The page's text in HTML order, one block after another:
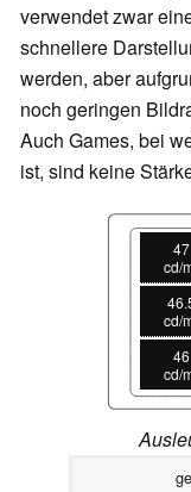
verwendet zwar
schnellere
werden, aber
noch geringen
Auch Games, bei
ist, sind keine
47
cd/
cd/
46
cd/